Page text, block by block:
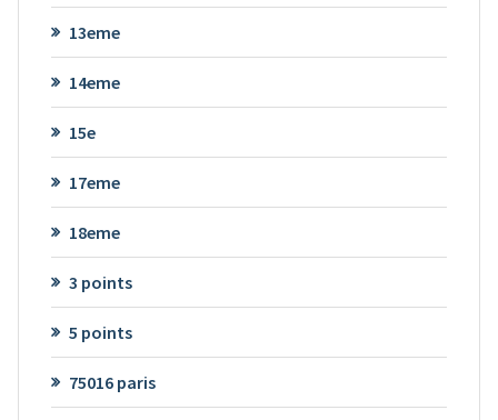
13eme
14eme
15e
17eme
18eme
3 points
5 points
75016 paris